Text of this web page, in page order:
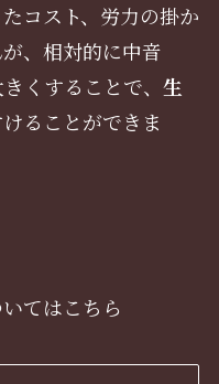
コスト、労力の掛か
、相対的に中音
くすることで、 生
ることができま
てはこちら